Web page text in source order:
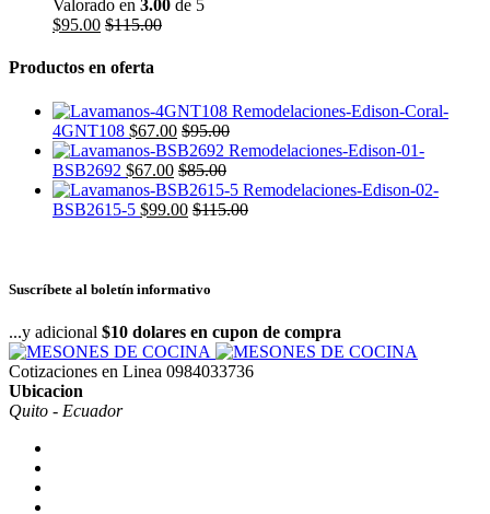
Valorado en 3.00 de 5
$95.00 $115.00
Productos en oferta
4GNT108 $67.00 $95.00
BSB2692 $67.00 $85.00
BSB2615-5 $99.00 $115.00
Suscríbete al boletín informativo
...y adicional $10 dolares en cupon de compra
Cotizaciones en Linea 0984033736
Ubicacion
Quito - Ecuador